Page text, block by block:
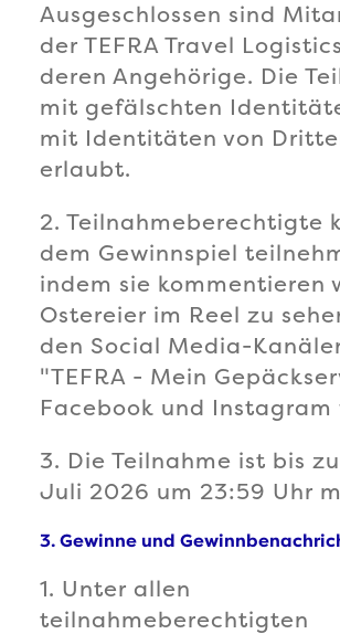
Ausgeschlossen sind
der TEFRA Travel
deren Angehörige. Die
mit gefälschten
mit Identitäten von
erlaubt.
2. Teilnahmeberechtigte
dem Gewinnspiel
indem sie kommentieren
Ostereier im Reel zu
den Social Media-
"TEFRA - Mein
Facebook und Instagram
3. Die Teilnahme ist bis
Juli 2026 um 23:59 Uhr
3. Gewinne und
1. Unter allen
teilnahmeberechtigten